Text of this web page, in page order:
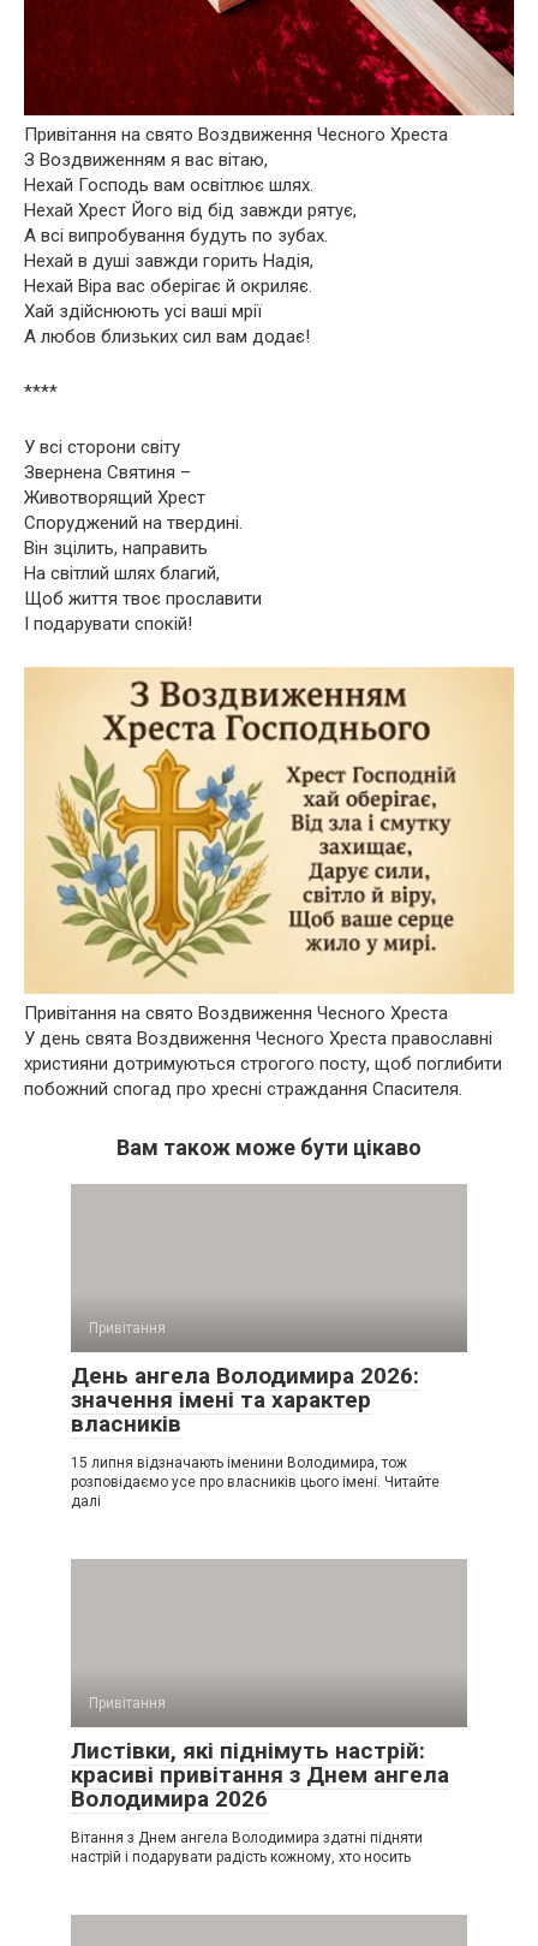
Привітання на свято Воздвиження Чесного Хреста
З Воздвиженням я вас вітаю,
Нехай Господь вам освітлює шлях.
Нехай Хрест Його від бід завжди рятує,
А всі випробування будуть по зубах.
Нехай в душі завжди горить Надія,
Нехай Віра вас оберігає й окриляє.
Хай здійснюють усі ваші мрії
А любов близьких сил вам додає!
****
У всі сторони світу
Звернена Святиня –
Животворящий Хрест
Споруджений на твердині.
Він зцілить, направить
На світлий шлях благий,
Щоб життя твоє прославити
І подарувати спокій!
Привітання на свято Воздвиження Чесного Хреста
У день свята Воздвиження Чесного Хреста православні
християни дотримуються строгого посту, щоб поглибити
побожний спогад про хресні страждання Спасителя.
Вам також може бути цікаво
Привітання
День ангела Володимира 2026:
значення імені та характер
власників
15 липня відзначають іменини Володимира, тож
розповідаємо усе про власників цього імені. Читайте
далі
Привітання
Листівки, які піднімуть настрій:
красиві привітання з Днем ангела
Володимира 2026
Вітання з Днем ангела Володимира здатні підняти
настрій і подарувати радість кожному, хто носить